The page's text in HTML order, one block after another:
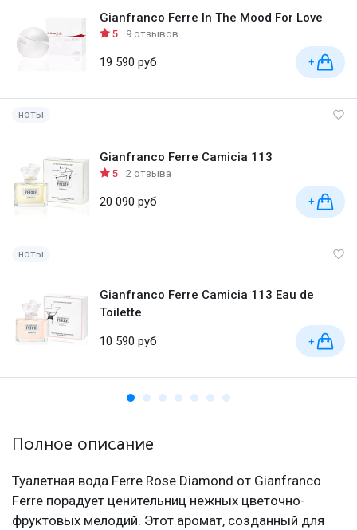
Gianfranco Ferre In The Mood For Love
5 9 отзывов
19 590 руб +
ноты
Gianfranco Ferre Camicia 113
5 2 отзыва
20 090 руб +
ноты
Gianfranco Ferre Camicia 113 Eau de
Toilette
10 590 руб
+
Полное описание
Туалетная вода Ferre Rose Diamond от Gianfranco
Ferre порадует ценительниц нежных цветочно-
фруктовых мелодий. Этот аромат, созданный для